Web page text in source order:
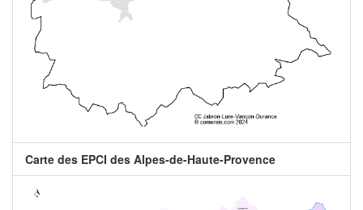
Carte des EPCI des Alpes-de-Haute-Provence